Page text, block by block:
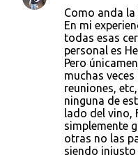
Como anda
En mi
todas esas
personal es
Pero
muchas
reuniones,
ninguna de
lado del vino,
simplemente
otras no las
siendo injusto